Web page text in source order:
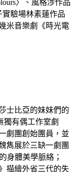
〉、風格涉作品
實驗場林素蓮作品
米音樂劇《時光電
士比亞的妹妹們的
獨有偶工作室劇
劇團創始團員，並
雋展於三缺一劇團
身體美學脈絡；
描繪外省三代的失